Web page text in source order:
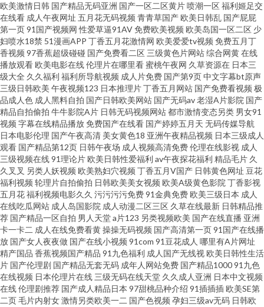
欧日韩精品无码AV片 黑料有码 中文字幕人妻熟女人妻 草莓逼网络 日韩一级
网站 欧美a片综合网 中日韩欧美 欧美最新123区 91黑丝足交 超碰91资源网站
精品国产成人 日韩视频一区二区蜜桃 1024黄色电影 国产精品久久欠 亚洲日
韩国产欧美另类 91网站国产在线观看 福利理论片 欧美变态二区 91黄色黑丝
动漫 俺去啦俺去撸 久久6无码中文 亚欧成人毛片 91探花导航 豆花视频网站免
费吃瓜 青青操91视频 人妻熟女视频一区二区 91欧tv 俺来也俺去也肛交 亚州
国产精品 美欧AAA片 www国产精品久久 影音先锋精品自拍 国产在线视频92
91国产精品 免费毛片基地 变态另类av 天堂男人wang 国产成人精品三区 91情
趣电影 日韩新网片 99热午夜福利影院 色片网址 99精品久久婷婷_ 色妇国产一
区 99国产综合精品 日日干夜夜撸 97中文香蕉 日韩欧美有码无码中文 99大香
蕉一本道 色色欧美久 九一大香蕉 一本道三四五区 免费观看mv入口 欧美成人
欧美激情日韩 国产精品无码亚洲 国产一区二区黄片喷潮一区福利姬足交
在线看 成人午夜网址 五月花无码视频 青青草国产欧美日韩乱 国产屁屁
第一页91国产视频网 性爱草逼91AV免费欧美视频 欧美岛国一区二区 少
妇喷水18禁 51漫画APP 丁香五月花激情网 欧美爱爱tv视频 免费五月丁
香视频 97香蕉超级碰碰 国产免费看二区 三级黄色片网站综合网黄在线
播放观看欧美电影在线伦理片在哪里看蜜桃午夜网 久草资源在 日本三
级大全 久久福利 福利所导航视频 成人片免费 国产第9页中文字幕bt原声
三级日韩欧美 午夜视频123 日本推理片丁香五月网站 国产免费看视频 极
品成人色 成人黑料自拍 国产日韩欧美网站 国产无码av老湿A片影院 国产
精品自拍偷拍 牛牛影院A片 日韩无码视频网站都市激情变态另类 男女91
视频 字幕在线精品播放免费国产在线看 国产婷婷五月天 无码传媒导航
日本电影伦理 国产午夜高清 美女黄色18 亚洲午夜精品视频 日本三级成人
观看 国产精品第12页 日韩午夜场 成人视频高清免费伦理在线影视 成人
三级视频在线91理论片欧美日韩性爱福利 av午夜探花福利 精品毛片 久
久叉叉 另类人妖视频 欧美熟妇穴视频 丁香五月V国产 日韩黄色网址 豆花
福利视频 轮理片自拍偷拍 日韩欧美美女视频 欧美A级黄色影院 丁香影视
五月花福利视频电影久久 污污污污免费91金典免费欧美三级日本 成人
在线吃瓜网站 成人岛国影院 成人动漫二区三区 久草在线最新 日韩精品推
荐 国产精品一区自拍 男人天堂a片123 另类视频欧美 国产在线直播 亚洲
卡一卡二 成人在线免费看黄操操无码视频 国产高清第一页91国产在线播
放 国产女人夜夜做 国产在线小视频 91com 91豆花成人 哪里有A片网址
精产国品 香蕉视频国产精品 91九色福利 成人国产无线视欧美日韩性生活
片 国产伦理剧 国产精品无套无码 成年人网站免费 国产精品100091九色
在线视频 日本伦理片在线 三级无码在线天堂 久久成人亚洲 日本中文视频
在线伦理剧推荐 国产成人精品日本 97甜桃品种介绍 91插插插欧美SE第
二页毛片内射女激情另类欧美一二 国产色视频 孕妇三级av无码 日韩欧